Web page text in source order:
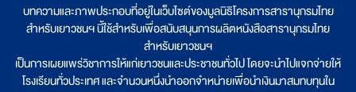
บทความและภาพประกอบที่อยู่ในเว็บไซต์ของมูลนิธิโครงการสารานุกรมไทย
สำหรับเยาวชนฯ นี้ใช้สำหรับเพื่อสนับสนุนการผลิตหนังสือสารานุกรมไทย
สำหรับเยาวชนฯ
เป็นการเผยแพร่วิชาการให้แก่เยาวชนและประชาชนทั่วไป โดยจะนำไปแจกจ่ายให้
โรงเรียนทั่วประเทศ และจำนวนหนึ่งนำออกจำหน่ายเพื่อนำเงินมาสมทบทุนใน